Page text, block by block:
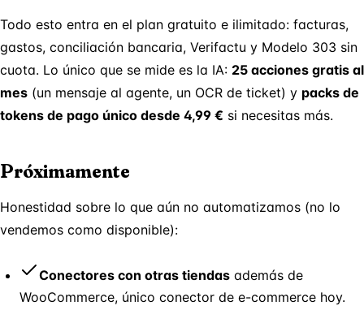
Todo esto entra en el plan gratuito e ilimitado: facturas,
gastos, conciliación bancaria, Verifactu y Modelo 303 sin
cuota. Lo único que se mide es la IA: 25 acciones gratis al
mes (un mensaje al agente, un OCR de ticket) y packs de
tokens de pago único desde 4,99 € si necesitas más.
Próximamente
Honestidad sobre lo que aún no automatizamos (no lo
vendemos como disponible):
Conectores con otras tiendas además de
WooCommerce, único conector de e-commerce hoy.